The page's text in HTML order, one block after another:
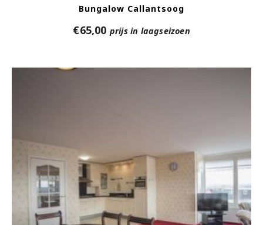
Bungalow Callantsoog
€65,00 prijs in laagseizoen